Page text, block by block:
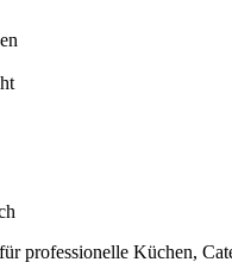
professionelle Küchen,